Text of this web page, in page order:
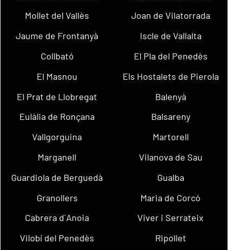
Mollet del Vallès
Joan de Vilatorrada
Jaume de Frontanyà
Iscle de Vallalta
Collbató
El Pla del Penedès
El Masnou
Els Hostalets de Pierola
El Prat de Llobregat
Balenyà
Eulàlia de Ronçana
Balsareny
Vallgorguina
Martorell
Marganell
Vilanova de Sau
Guardiola de Berguedà
Gualba
Granollers
Maria de Corcó
Cabrera d´Anoia
Viver i Serrateix
Vilobí del Penedès
Ripollet